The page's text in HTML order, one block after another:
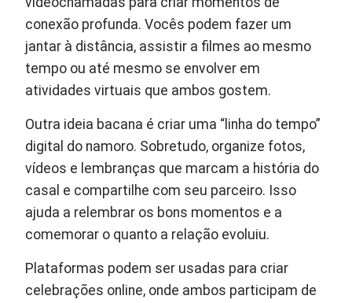
conexão profunda. Vocês podem fazer um
jantar à distância, assistir a filmes ao mesmo
tempo ou até mesmo se envolver em
atividades virtuais que ambos gostem.
Outra ideia bacana é criar uma “linha do tempo”
digital do namoro. Sobretudo, organize fotos,
vídeos e lembranças que marcam a história do
casal e compartilhe com seu parceiro. Isso
ajuda a relembrar os bons momentos e a
comemorar o quanto a relação evoluiu.
Plataformas podem ser usadas para criar
celebrações online, onde ambos participam de